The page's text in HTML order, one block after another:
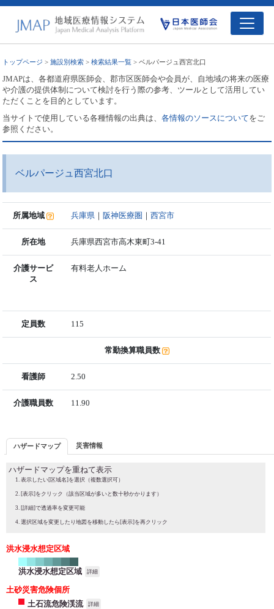
トップページ >施設別検索 >検索結果一覧 > ベルパージュ西宮北口
JMAPは、各都道府県医師会、郡市区医師会や会員が、自地域の将来の医療
や介護の提供体制について検討を行う際の参考、ツールとして活用してい
ただくことを目的としています。
当サイトで使用している各種情報の出典は、各情報のソースについてをご
参照ください。
ベルパージュ西宮北口
所属地域 兵庫県 ｜阪神医療圏 ｜西宮市
所在地 兵庫県西宮市高木東町3-41
介護サービ
ス
有料老人ホーム
定員数 115
常勤換算職員数
看護師 2.50
介護職員数 11.90
ハザードマップ 災害情報
ハザードマップを重ねて表示
表示したい[区域名]を選択（複数選択可）
[表示]をクリック（該当区域が多いと数十秒かかります）
[詳細]で透過率を変更可能
選択区域を変更したり地図を移動したら[表示]を再クリック
洪水浸水想定区域
洪水浸水想定区域 詳細
土砂災害危険個所
土石流危険渓流
詳細